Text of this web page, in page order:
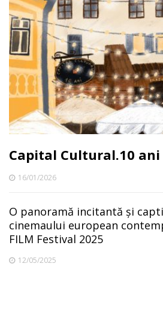
Capital Cultural.10 ani
16/01/2026
O panoramă incitantă și
cinemaului european
FILM Festival 2025
12/05/2025